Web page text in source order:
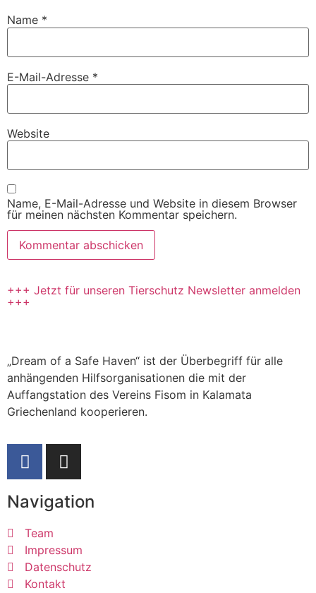
Name *
E-Mail-Adresse *
Website
Name, E-Mail-Adresse und Website in diesem Browser
für meinen nächsten Kommentar speichern.
+++ Jetzt für unseren Tierschutz Newsletter anmelden
+++
„Dream of a Safe Haven“ ist der Überbegriff für alle
anhängenden Hilfsorganisationen die mit der
Auffangstation des Vereins Fisom in Kalamata
Griechenland kooperieren.
Navigation
Team
Impressum
Datenschutz
Kontakt